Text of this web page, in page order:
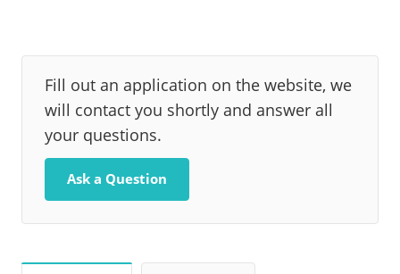
Fill out an application on the website, we
will contact you shortly and answer all
your questions.
Ask a Question